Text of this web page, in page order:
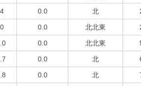
0.0 北
0.0 北北東
0.0 北北東
0.0 北
0.0 北